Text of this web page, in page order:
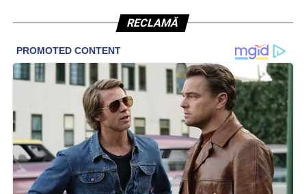
RECLAMĂ